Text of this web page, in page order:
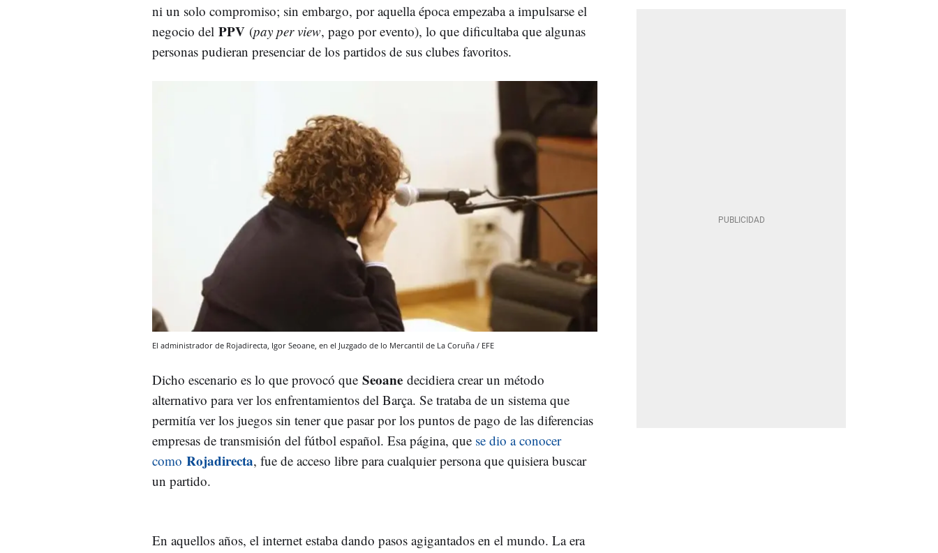
ni un solo compromiso; sin embargo, por aquella época empezaba a impulsarse el
negocio del PPV (pay per view, pago por evento), lo que dificultaba que algunas
personas pudieran presenciar de los partidos de sus clubes favoritos.
El administrador de Rojadirecta, Igor Seoane, en el Juzgado de lo Mercantil de La Coruña / EFE
Dicho escenario es lo que provocó que Seoane decidiera crear un método
alternativo para ver los enfrentamientos del Barça. Se trataba de un sistema que
permitía ver los juegos sin tener que pasar por los puntos de pago de las diferencias
empresas de transmisión del fútbol español. Esa página, que se dio a conocer
como Rojadirecta, fue de acceso libre para cualquier persona que quisiera buscar
un partido.
En aquellos años, el internet estaba dando pasos agigantados en el mundo. La era